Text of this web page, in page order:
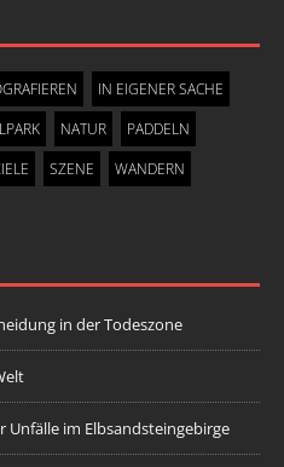
IN EIGENER SACHE
NATUR
PADDELN
SZENE
WANDERN
in der Todeszone
Unfälle im Elbsandsteingebirge